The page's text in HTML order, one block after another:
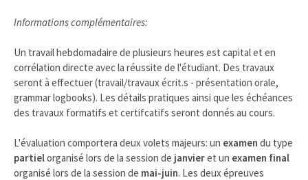
Informations complémentaires:
Un travail hebdomadaire de plusieurs heures est capital et en
corrélation directe avec la réussite de l'étudiant. Des travaux
seront à effectuer (travail/travaux écrit.s - présentation orale,
grammar logbooks). Les détails pratiques ainsi que les échéances
des travaux formatifs et certifcatifs seront donnés au cours.
L'évaluation comportera deux volets majeurs: un examen du type
partielorganisé lors de la session de janvieret un examen final
organisé lors de la session de mai-juin. Les deux épreuves